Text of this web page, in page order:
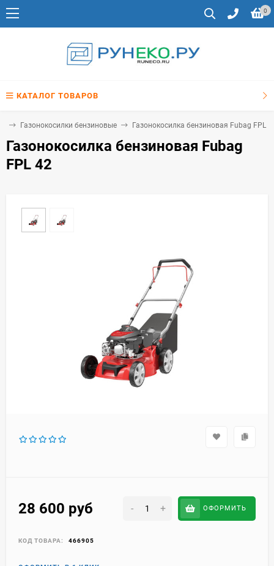
0
КАТАЛОГ ТОВАРОВ
Газонокосилки бензиновые Газонокосилка бензиновая Fubag FPL
Газонокосилка бензиновая Fubag
FPL 42
28 600 руб - + ОФОРМИТЬ
КОД ТОВАРА: 466905